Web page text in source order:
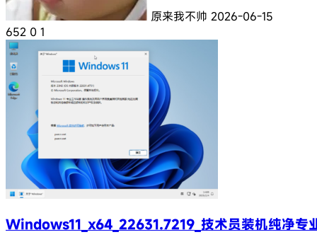
原来我不帅 2026-06-15
652 0 1
Windows11_x64_22631.7219_技术员装机纯净专